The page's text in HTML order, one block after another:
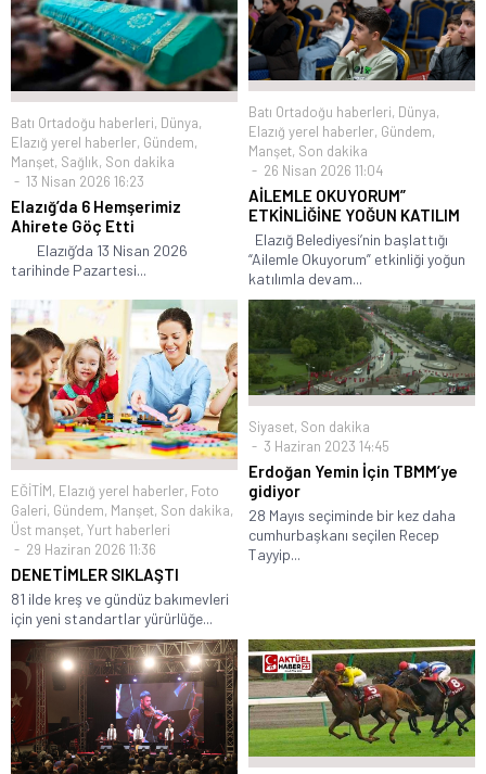
Batı Ortadoğu haberleri, Dünya,
Elazığ yerel haberler, Gündem,
Manşet, Sağlık, Son dakika
13 Nisan 2026 16:23
Elazığ’da 6 Hemşerimiz
Ahirete Göç Etti
Elazığ’da 13 Nisan 2026
tarihinde Pazartesi...
Batı Ortadoğu haberleri, Dünya,
Elazığ yerel haberler, Gündem,
Manşet, Son dakika
26 Nisan 2026 11:04
AİLEMLE OKUYORUM”
ETKİNLİĞİNE YOĞUN KATILIM
Elazığ Belediyesi’nin başlattığı
“Ailemle Okuyorum” etkinliği yoğun
katılımla devam...
EĞİTİM, Elazığ yerel haberler, Foto
Galeri, Gündem, Manşet, Son dakika,
Üst manşet, Yurt haberleri
29 Haziran 2026 11:36
DENETİMLER SIKLAŞTI
81 ilde kreş ve gündüz bakımevleri
için yeni standartlar yürürlüğe...
Siyaset, Son dakika
3 Haziran 2023 14:45
Erdoğan Yemin İçin TBMM’ye
gidiyor
28 Mayıs seçiminde bir kez daha
cumhurbaşkanı seçilen Recep
Tayyip...